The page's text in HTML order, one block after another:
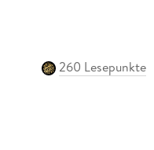
260 Lesepunkte